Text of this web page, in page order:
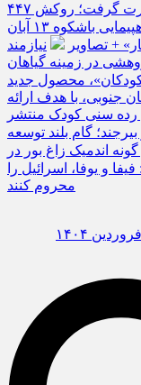
ازابتدای سالجاری صورت گرفت؛ روکش ۴۴۷
راهپیمایی باشکوه ۱۳ آبان
+ تصاویر
نیازمند
در زمینه گیاهان
محصول جدید
با هدف ارائه
رده سنی کودک منتشر
گام بلند توسعه
گونه اندمیک زاغ بور در
و یوفا، اسرائیل را
محروم کنند